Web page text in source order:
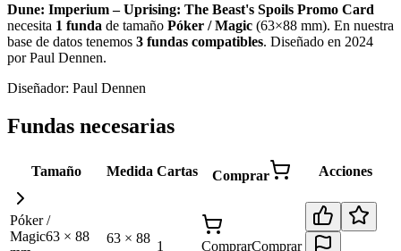
Dune: Imperium – Uprising: The Beast's Spoils Promo Card
necesita 1 funda de tamaño Póker / Magic (63×88 mm). En nuestra
base de datos tenemos 3 fundas compatibles. Diseñado en 2024
por Paul Dennen.
Diseñador: Paul Dennen
Fundas necesarias
Tamaño Medida Cartas Comprar Acciones
Póker /
Magic63 × 88
63 × 88
1 ComprarComprar